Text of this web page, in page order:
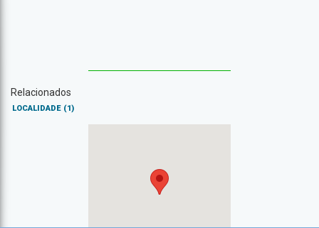
Relacionados
LOCALIDADE (1)